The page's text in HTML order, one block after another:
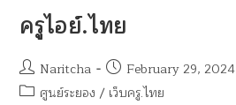
ครูไอย์.ไทย
Naritcha
February 29, 2024
ศูนย์ระยอง / เว็บครู.ไทย